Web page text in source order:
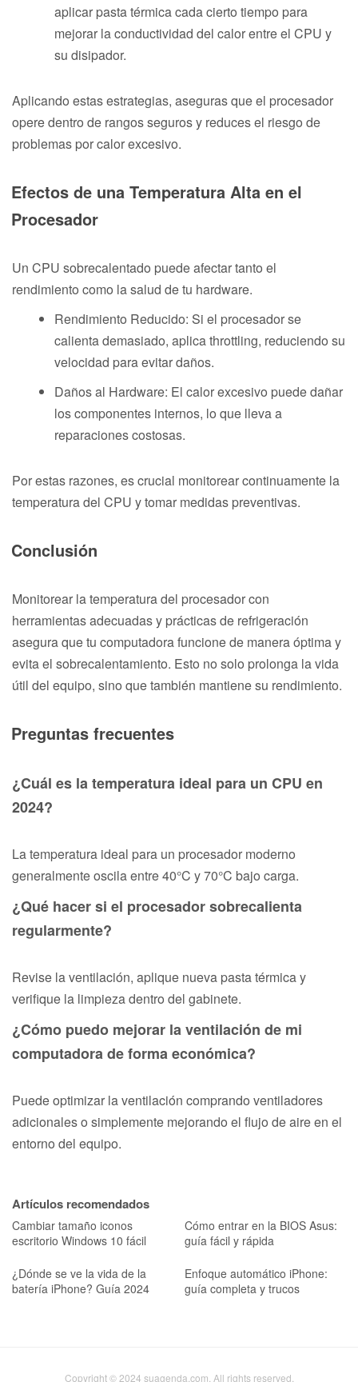
aplicar pasta térmica cada cierto tiempo para
mejorar la conductividad del calor entre el CPU y
su disipador.
Aplicando estas estrategias, aseguras que el procesador
opere dentro de rangos seguros y reduces el riesgo de
problemas por calor excesivo.
Efectos de una Temperatura Alta en el
Procesador
Un CPU sobrecalentado puede afectar tanto el
rendimiento como la salud de tu hardware.
Rendimiento Reducido: Si el procesador se
calienta demasiado, aplica throttling, reduciendo su
velocidad para evitar daños.
Daños al Hardware: El calor excesivo puede dañar
los componentes internos, lo que lleva a
reparaciones costosas.
Por estas razones, es crucial monitorear continuamente la
temperatura del CPU y tomar medidas preventivas.
Conclusión
Monitorear la temperatura del procesador con
herramientas adecuadas y prácticas de refrigeración
asegura que tu computadora funcione de manera óptima y
evita el sobrecalentamiento. Esto no solo prolonga la vida
útil del equipo, sino que también mantiene su rendimiento.
Preguntas frecuentes
¿Cuál es la temperatura ideal para un CPU en
2024?
La temperatura ideal para un procesador moderno
generalmente oscila entre 40°C y 70°C bajo carga.
¿Qué hacer si el procesador sobrecalienta
regularmente?
Revise la ventilación, aplique nueva pasta térmica y
verifique la limpieza dentro del gabinete.
¿Cómo puedo mejorar la ventilación de mi
computadora de forma económica?
Puede optimizar la ventilación comprando ventiladores
adicionales o simplemente mejorando el flujo de aire en el
entorno del equipo.
Artículos recomendados
Cambiar tamaño iconos
escritorio Windows 10 fácil
Cómo entrar en la BIOS Asus:
guía fácil y rápida
¿Dónde se ve la vida de la
batería iPhone? Guía 2024
Enfoque automático iPhone:
guía completa y trucos
Copyright © 2024 suagenda.com. All rights reserved.